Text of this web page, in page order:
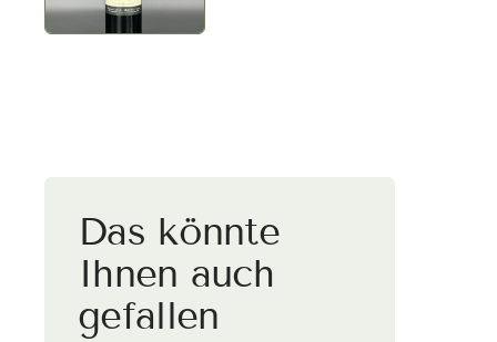
Kaufe
Das könnte
Ihnen auch
gefallen